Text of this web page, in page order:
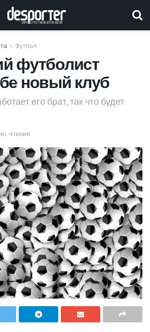
Футбол
футболист
новый клуб
его брат, так что будет
чтения